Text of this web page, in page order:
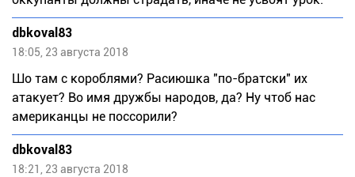
dbkoval83
18:05, 23 августа 2018
Шо там с короблями? Расиюшка "по-братски" их
атакует? Во имя дружбы народов, да? Ну чтоб нас
американцы не поссорили?
dbkoval83
18:21, 23 августа 2018